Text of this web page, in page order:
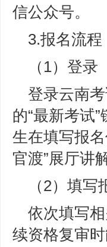
信公众号。
3.报名流程
（1）登录
登录云南
的“最新考试
生在填写报
官渡”展厅讲
（2）填写
依次填写
续资格复审